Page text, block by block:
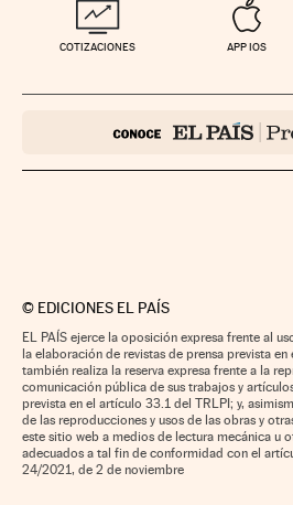
COTIZACIONES APP IOS
© EDICIONES EL PAÍS
EL PAÍS ejerce la oposición expresa frente al
la elaboración de revistas de prensa prevista
también realiza la reserva expresa frente a la
comunicación pública de sus trabajos y
prevista en el artículo 33.1 del TRLPI; y,
de las reproducciones y usos de las obras y
este sitio web a medios de lectura mecánica u
adecuados a tal fin de conformidad con el
24/2021, de 2 de noviembre